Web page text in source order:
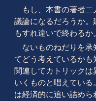
もし、本書の著者
議論になるだろうか。
もすれ違いで終わるか
ないものねだりを
てどう考えているか
関連してカトリック
いくものと唱えてい
は経済的に追い詰め